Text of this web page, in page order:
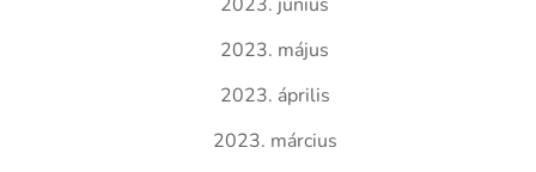
2023. május
2023. április
2023. március